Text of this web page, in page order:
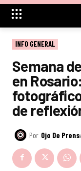
INFO GENERAL
Semana
en
de
Por Ojo De